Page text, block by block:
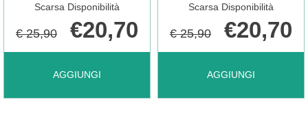
Scarsa Disponibilità
€ 25,90 €20,70
AGGIUNGI
AGGIUNGI MULTICENTRUM
Scarsa Disponibilità
€ 25,90 €20,70
AGGIUNGI
AGGIUNGI